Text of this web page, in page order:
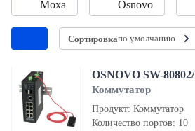
Moxa Osnovo
Сортировкапо умолчанию
OSNOVO SW-
Коммутатор
Продукт: Коммутатор
Количество портов: 10